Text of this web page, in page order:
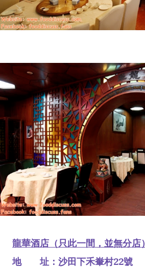
龍華酒店（只此一間，並無分店）
地 址：沙田下禾輋村22號